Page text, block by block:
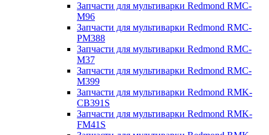
Запчасти для мультиварки Redmond RMC-
M96
Запчасти для мультиварки Redmond RMC-
PM388
Запчасти для мультиварки Redmond RMC-
M37
Запчасти для мультиварки Redmond RMC-
M399
Запчасти для мультиварки Redmond RMK-
CB391S
Запчасти для мультиварки Redmond RMK-
FM41S